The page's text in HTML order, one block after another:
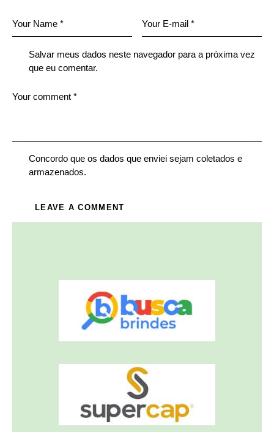
Salvar meus dados neste navegador para a próxima vez
que eu comentar.
Concordo que os dados que enviei sejam coletados e
armazenados.